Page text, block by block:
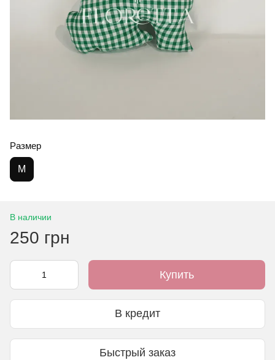
Размер
M
В наличии
250 грн
Купить
В кредит
Быстрый заказ